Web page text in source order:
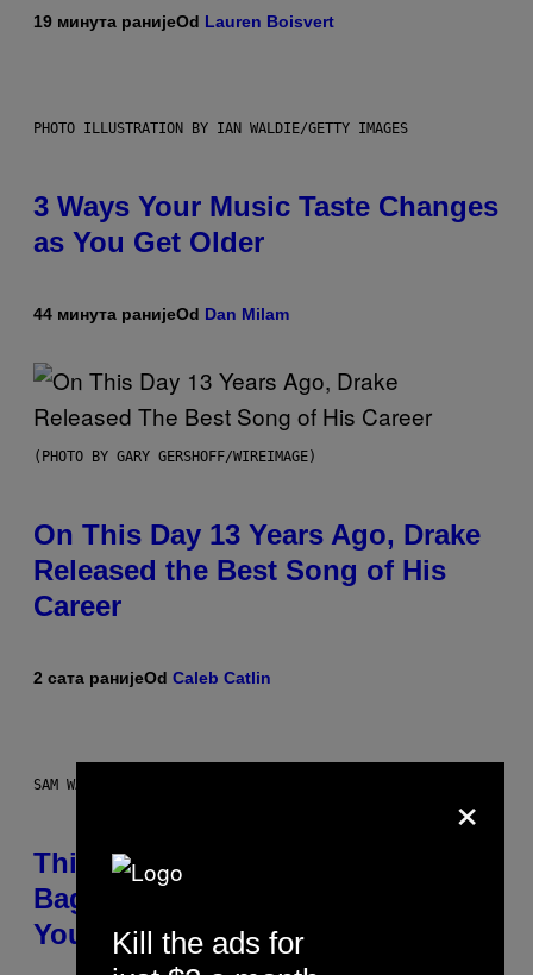
19 минута ранијеOd Lauren Boisvert
PHOTO ILLUSTRATION BY IAN WALDIE/GETTY IMAGES
3 Ways Your Music Taste Changes
as You Get Older
44 минута ранијеOd Dan Milam
(PHOTO BY GARY GERSHOFF/WIREIMAGE)
On This Day 13 Years Ago, Drake
Released the Best Song of His
Career
2 сата ранијеOd Caleb Catlin
SAM WATANUKI FOR VICE
This Discreet Lockable Sex Toy
Bag Is the Nightstand Upgrade
Your Play Drawer Needs
×
Kill the ads for